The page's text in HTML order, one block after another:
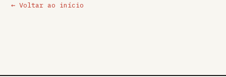
← Voltar ao início